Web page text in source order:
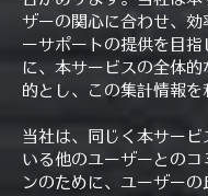
ザーの関心に合わせ、効
ーサポートの提供を目指
に、本サービスの全体的
的とし、この集計情報を
当社は、同じく本サービ
いる他のユーザーとのコ
ンのために、ユーザーの